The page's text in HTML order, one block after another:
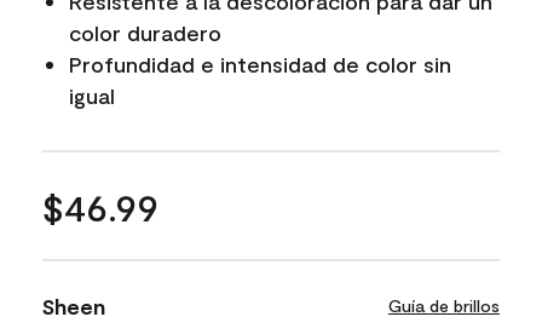
color duradero
Profundidad e intensidad de color sin
igual
$46.99
Sheen Guía de brillos